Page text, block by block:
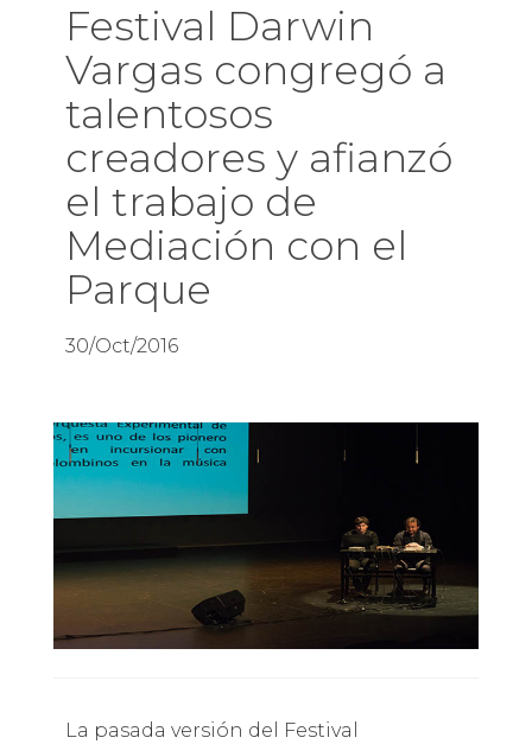
Festival Darwin
Vargas congregó a
talentosos
creadores y afianzó
el trabajo de
Mediación con el
Parque
30/Oct/2016
La pasada versión del Festival